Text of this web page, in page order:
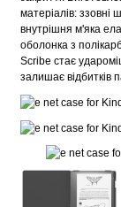
матеріалів: ззовні
внутрішня м'яка
оболонка з
Scribe стає
залишає відбитків